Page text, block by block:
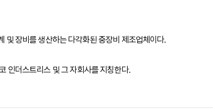
및 장비를 생산하는 다각화된 중장비 제조업체이다.
인더스트리스 및 그 자회사를 지칭한다.